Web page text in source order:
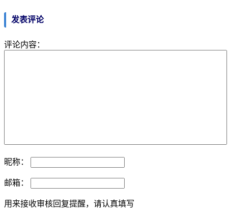
发表评论
评论内容：
昵称：
邮箱：
用来接收审核回复提醒，请认真填写